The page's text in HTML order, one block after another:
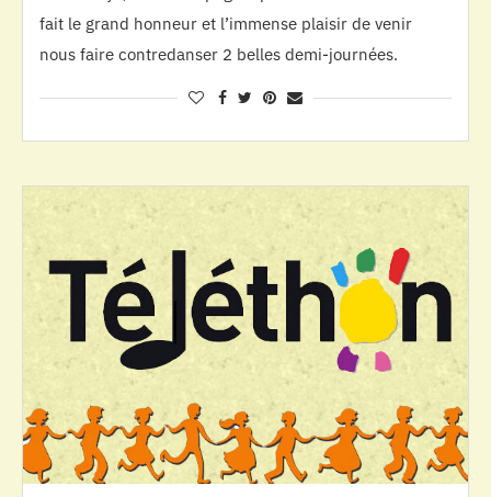
fait le grand honneur et l’immense plaisir de venir
nous faire contredanser 2 belles demi-journées.